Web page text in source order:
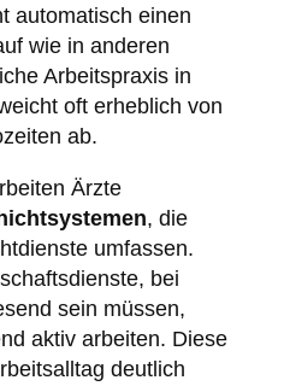
automatisch einen
wie in anderen
Arbeitspraxis in
oft erheblich von
ab.
Ärzte
, die
umfassen.
bei
sein müssen,
aktiv arbeiten. Diese
deutlich